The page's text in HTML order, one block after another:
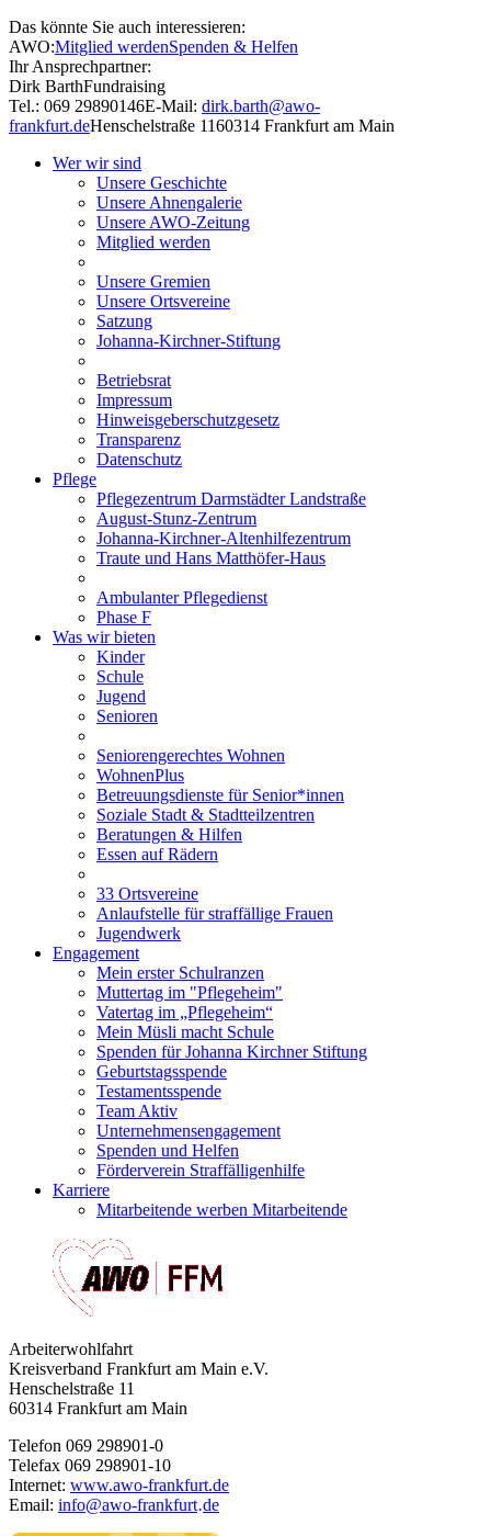
Das könnte Sie auch interessieren:
AWO:Mitglied werdenSpenden & Helfen
Ihr Ansprechpartner:
Dirk BarthFundraising
Tel.: 069 29890146E-Mail: dirk.barth@awo-
frankfurt.deHenschelstraße 1160314 Frankfurt am Main
Wer wir sind
Unsere Geschichte
Unsere Ahnengalerie
Unsere AWO-Zeitung
Mitglied werden
Unsere Gremien
Unsere Ortsvereine
Satzung
Johanna-Kirchner-Stiftung
Betriebsrat
Impressum
Hinweisgeberschutzgesetz
Transparenz
Datenschutz
Pflege
Pflegezentrum Darmstädter Landstraße
August-Stunz-Zentrum
Johanna-Kirchner-Altenhilfezentrum
Traute und Hans Matthöfer-Haus
Ambulanter Pflegedienst
Phase F
Was wir bieten
Kinder
Schule
Jugend
Senioren
Seniorengerechtes Wohnen
WohnenPlus
Betreuungsdienste für Senior*innen
Soziale Stadt & Stadtteilzentren
Beratungen & Hilfen
Essen auf Rädern
33 Ortsvereine
Anlaufstelle für straffällige Frauen
Jugendwerk
Engagement
Mein erster Schulranzen
Muttertag im "Pflegeheim"
Vatertag im „Pflegeheim“
Mein Müsli macht Schule
Spenden für Johanna Kirchner Stiftung
Geburtstagsspende
Testamentsspende
Team Aktiv
Unternehmensengagement
Spenden und Helfen
Förderverein Straffälligenhilfe
Karriere
Mitarbeitende werben Mitarbeitende
Arbeiterwohlfahrt
Kreisverband Frankfurt am Main e.V.
Henschelstraße 11
60314 Frankfurt am Main
Telefon 069 298901-0
Telefax 069 298901-10
Internet: www.awo-frankfurt.de
Email: info@awo-frankfurt·de